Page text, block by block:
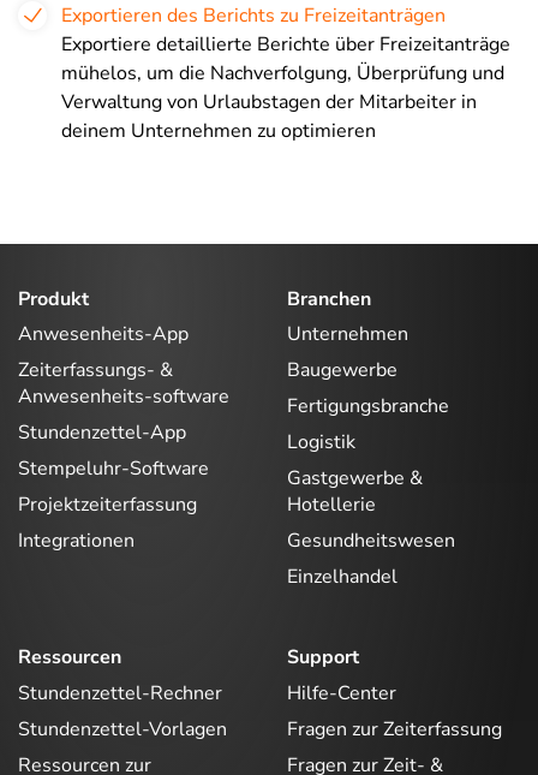
Exportieren des Berichts zu Freizeitanträgen
Exportiere detaillierte Berichte über Freizeitanträge
mühelos, um die Nachverfolgung, Überprüfung und
Verwaltung von Urlaubstagen der Mitarbeiter in
deinem Unternehmen zu optimieren
Produkt
Anwesenheits-App
Zeiterfassungs- &
Anwesenheits-software
Stundenzettel-App
Stempeluhr-Software
Projektzeiterfassung
Integrationen
Branchen
Unternehmen
Baugewerbe
Fertigungsbranche
Logistik
Gastgewerbe &
Hotellerie
Gesundheitswesen
Einzelhandel
Ressourcen
Stundenzettel-Rechner
Stundenzettel-Vorlagen
Ressourcen zur
Support
Hilfe-Center
Fragen zur Zeiterfassung
Fragen zur Zeit- &